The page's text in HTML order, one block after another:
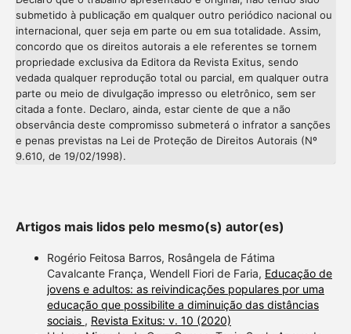
submetido à publicação em qualquer outro periódico nacional ou
internacional, quer seja em parte ou em sua totalidade. Assim,
concordo que os direitos autorais a ele referentes se tornem
propriedade exclusiva da Editora da Revista Exitus, sendo
vedada qualquer reprodução total ou parcial, em qualquer outra
parte ou meio de divulgação impresso ou eletrônico, sem ser
citada a fonte. Declaro, ainda, estar ciente de que a não
observância deste compromisso submeterá o infrator a sanções
e penas previstas na Lei de Proteção de Direitos Autorais (Nº
9.610, de 19/02/1998).
Artigos mais lidos pelo mesmo(s) autor(es)
Rogério Feitosa Barros, Rosângela de Fátima
Cavalcante França, Wendell Fiori de Faria, Educação de
jovens e adultos: as reivindicações populares por uma
educação que possibilite a diminuição das distâncias
sociais , Revista Exitus: v. 10 (2020)